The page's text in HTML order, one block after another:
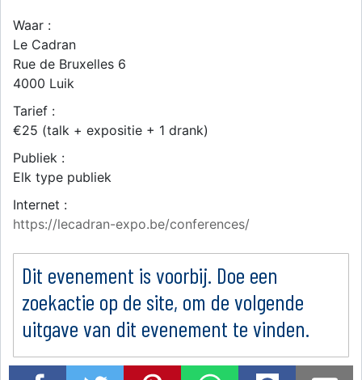
Waar :
Le Cadran
Rue de Bruxelles 6
4000 Luik
Tarief :
€25 (talk + expositie + 1 drank)
Publiek :
Elk type publiek
Internet :
https://lecadran-expo.be/conferences/
Dit evenement is voorbij. Doe een
zoekactie op de site, om de volgende
uitgave van dit evenement te vinden.